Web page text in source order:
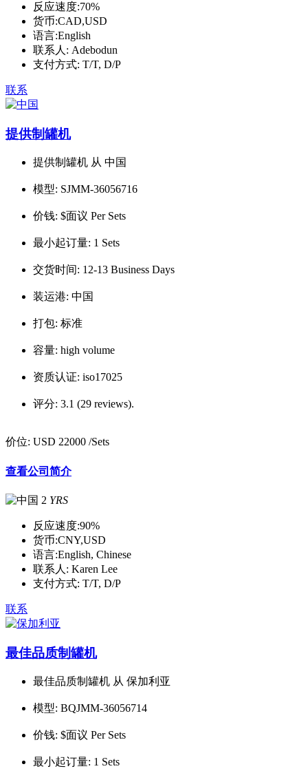
反应速度:70%
货币:CAD,USD
语言:English
联系人: Adebodun
支付方式: T/T, D/P
联系
提供制罐机
提供制罐机 从 中国
模型: SJMM-36056716
价钱: $面议 Per Sets
最小起订量: 1 Sets
交货时间: 12-13 Business Days
装运港: 中国
打包: 标准
容量: high volume
资质认证: iso17025
评分: 3.1 (29 reviews).
价位: USD 22000 /Sets
查看公司简介
2 YRS
反应速度:90%
货币:CNY,USD
语言:English, Chinese
联系人: Karen Lee
支付方式: T/T, D/P
联系
最佳品质制罐机
最佳品质制罐机 从 保加利亚
模型: BQJMM-36056714
价钱: $面议 Per Sets
最小起订量: 1 Sets